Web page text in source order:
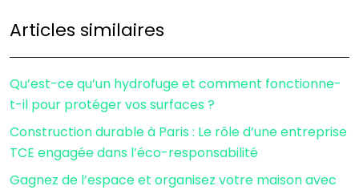
Articles similaires
Qu’est-ce qu’un hydrofuge et comment fonctionne-
t-il pour protéger vos surfaces ?
Construction durable à Paris : Le rôle d’une entreprise
TCE engagée dans l’éco-responsabilité
Gagnez de l’espace et organisez votre maison avec